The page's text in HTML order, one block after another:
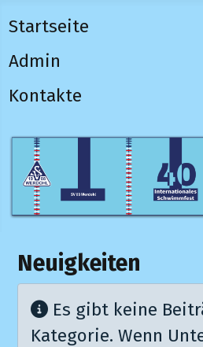
Startseite
Admin
Kontakte
Neuigkeiten
Information
Es gibt keine
Kategorie. Wenn